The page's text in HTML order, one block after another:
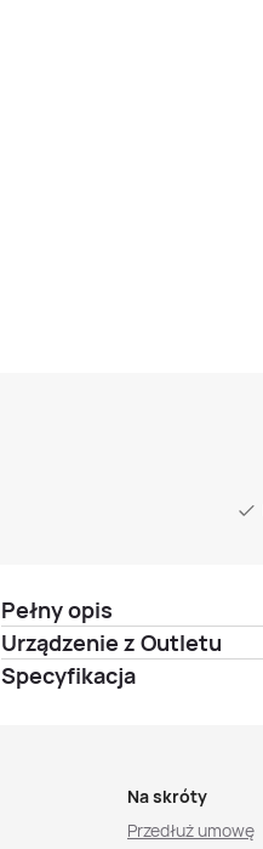
Pełny opis
Urządzenie z Outletu
Specyfikacja
Na skróty
Przedłuż umowę